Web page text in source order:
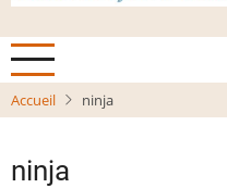
Accueil ninja
ninja